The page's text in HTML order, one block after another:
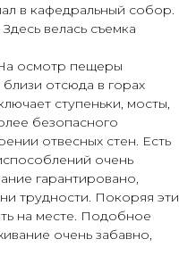
в кафедральный собор.
велась съемка
осмотр пещеры
отсюда в горах
ступеньки, мосты,
безопасного
отвесных стен. Есть
очень
гарантировано,
трудности. Покоряя эти
на месте. Подобное
очень забавно,